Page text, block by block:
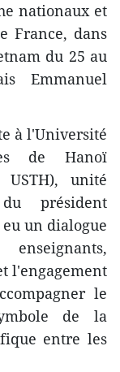
nationaux et
France, dans
du 25 au
Emmanuel
à l'Université
de Hanoï
unité
président
un dialogue
l'engagement
le
de la
entre les